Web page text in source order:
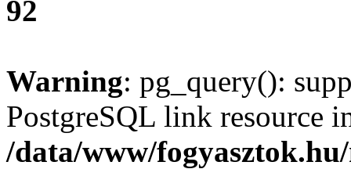
92
Warning: pg_query():
PostgreSQL link resource
/data/www/